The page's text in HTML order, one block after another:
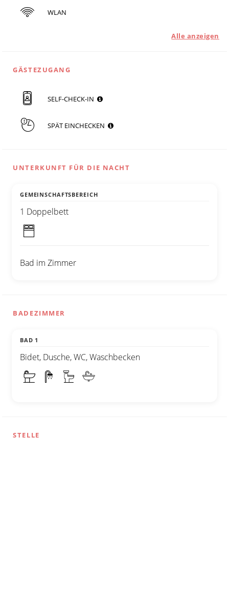
WLAN
Alle anzeigen
GÄSTEZUGANG
SELF-CHECK-IN
SPÄT EINCHECKEN
UNTERKUNFT FÜR DIE NACHT
GEMEINSCHAFTSBEREICH
1 Doppelbett
Bad im Zimmer
BADEZIMMER
BAD 1
Bidet, Dusche, WC, Waschbecken
STELLE